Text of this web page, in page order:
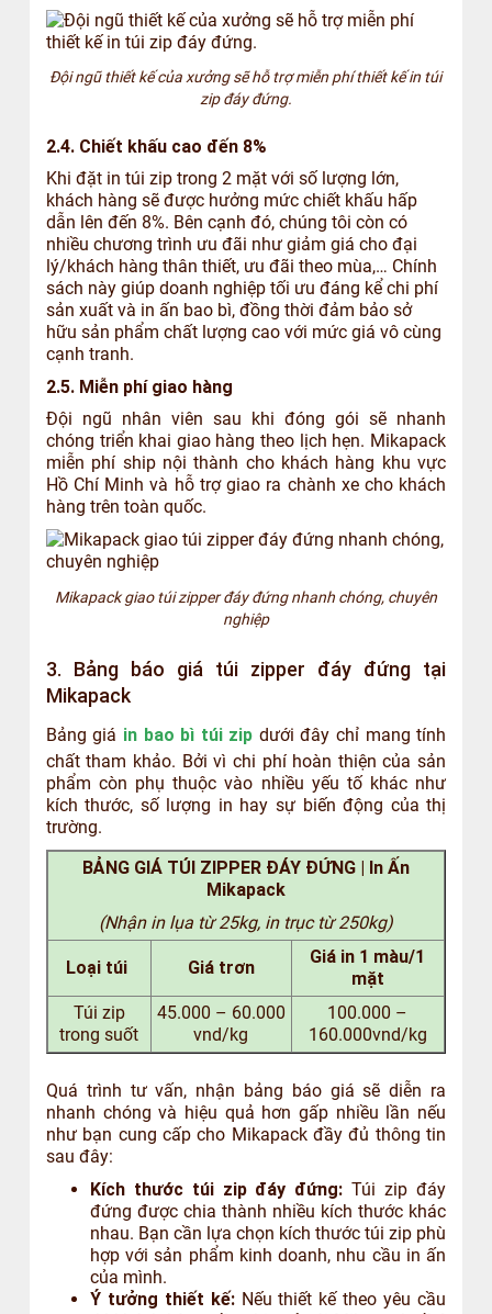
Đội ngũ thiết kế của xưởng sẽ hỗ trợ miễn phí thiết kế in túi
zip đáy đứng.
2.4. Chiết khấu cao đến 8%
Khi đặt in túi zip trong 2 mặt với số lượng lớn,
khách hàng sẽ được hưởng mức chiết khấu hấp
dẫn lên đến 8%. Bên cạnh đó, chúng tôi còn có
nhiều chương trình ưu đãi như giảm giá cho đại
lý/khách hàng thân thiết, ưu đãi theo mùa,… Chính
sách này giúp doanh nghiệp tối ưu đáng kể chi phí
sản xuất và in ấn bao bì, đồng thời đảm bảo sở
hữu sản phẩm chất lượng cao với mức giá vô cùng
cạnh tranh.
2.5. Miễn phí giao hàng
Đội ngũ nhân viên sau khi đóng gói sẽ nhanh
chóng triển khai giao hàng theo lịch hẹn. Mikapack
miễn phí ship nội thành cho khách hàng khu vực
Hồ Chí Minh và hỗ trợ giao ra chành xe cho khách
hàng trên toàn quốc.
Mikapack giao túi zipper đáy đứng nhanh chóng, chuyên
nghiệp
3. Bảng báo giá túi zipper đáy đứng tại
Mikapack
Bảng giá in bao bì túi zip dưới đây chỉ mang tính
chất tham khảo. Bởi vì chi phí hoàn thiện của sản
phẩm còn phụ thuộc vào nhiều yếu tố khác như
kích thước, số lượng in hay sự biến động của thị
trường.
BẢNG GIÁ TÚI ZIPPER ĐÁY ĐỨNG | In Ấn
Mikapack
(Nhận in lụa từ 25kg, in trục từ 250kg)
Loại túi Giá trơn
Giá in 1 màu/1
mặt
Túi zip
trong suốt
45.000 – 60.000
vnd/kg
100.000 –
160.000vnd/kg
Quá trình tư vấn, nhận bảng báo giá sẽ diễn ra
nhanh chóng và hiệu quả hơn gấp nhiều lần nếu
như bạn cung cấp cho Mikapack đầy đủ thông tin
sau đây:
Kích thước túi zip đáy đứng: Túi zip đáy
đứng được chia thành nhiều kích thước khác
nhau. Bạn cần lựa chọn kích thước túi zip phù
hợp với sản phẩm kinh doanh, nhu cầu in ấn
của mình.
Ý tưởng thiết kế:Nếu thiết kế theo yêu cầu